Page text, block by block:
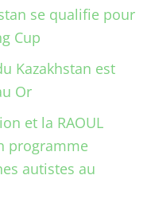
se qualifie pour
Cup
Kazakhstan est
Or
et la RAOUL
programme
autistes au